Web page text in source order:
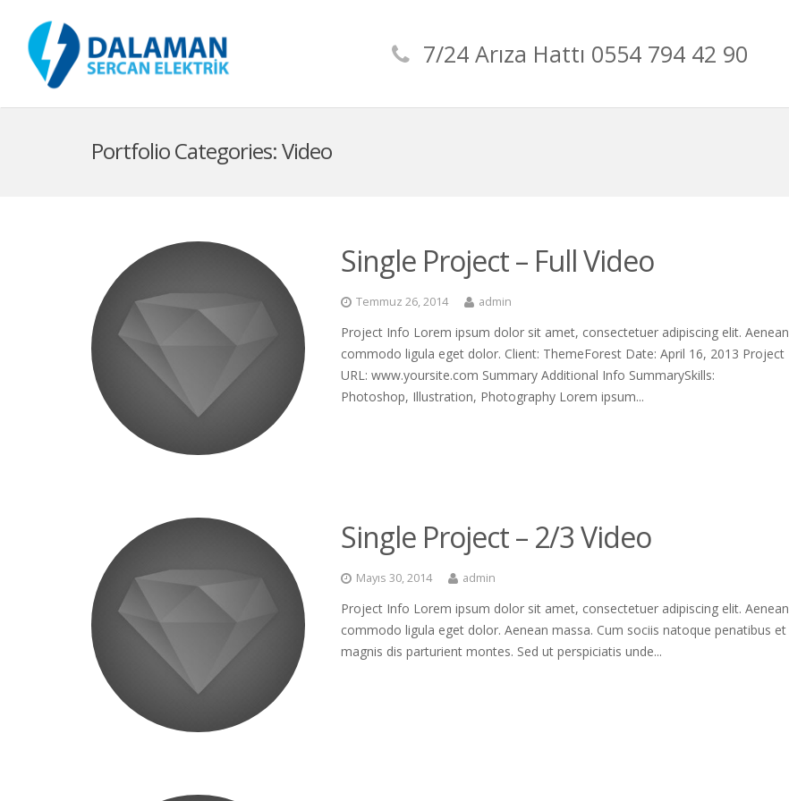
7/24 Arıza Hattı 0554 794 42 90
Portfolio Categories:Video
Single Project – Full Video
Temmuz 26, 2014 admin
Project Info Lorem ipsum dolor sit amet, consectetuer adipiscing elit. Aenean
commodo ligula eget dolor. Client: ThemeForest Date: April 16, 2013 Project
URL: www.yoursite.com Summary Additional Info SummarySkills:
Photoshop, Illustration, Photography Lorem ipsum...
Single Project – 2/3 Video
Mayıs 30, 2014 admin
Project Info Lorem ipsum dolor sit amet, consectetuer adipiscing elit. Aenean
commodo ligula eget dolor. Aenean massa. Cum sociis natoque penatibus et
magnis dis parturient montes. Sed ut perspiciatis unde...